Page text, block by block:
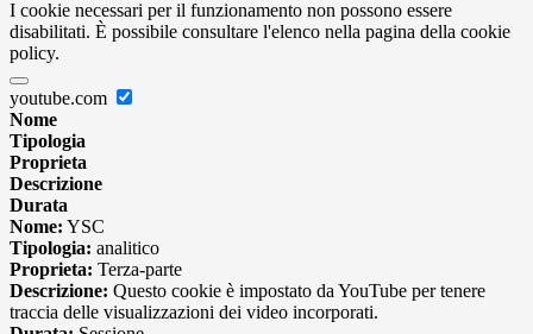
I cookie necessari per il funzionamento non possono essere
disabilitati. È possibile consultare l'elenco nella pagina della cookie
policy.
youtube.com
Nome
Tipologia
Proprieta
Descrizione
Durata
Nome: YSC
Tipologia: analitico
Proprieta: Terza-parte
Descrizione: Questo cookie è impostato da YouTube per tenere
traccia delle visualizzazioni dei video incorporati.